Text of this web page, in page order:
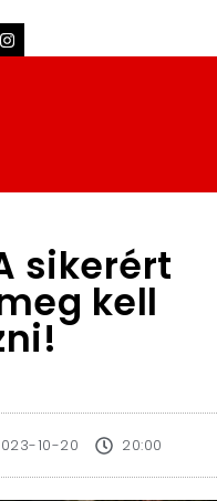
sikerért
kell
10-20 20:00